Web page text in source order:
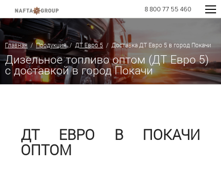
8 800 77 55 460
Главная /Продукция/ ДТ Евро 5 / Доставка ДТ Евро 5 в город Покачи
Дизельное топливо оптом (ДТ Евро 5)
с доставкой в город Покачи
ДТ ЕВРО В ПОКАЧИ
ОПТОМ